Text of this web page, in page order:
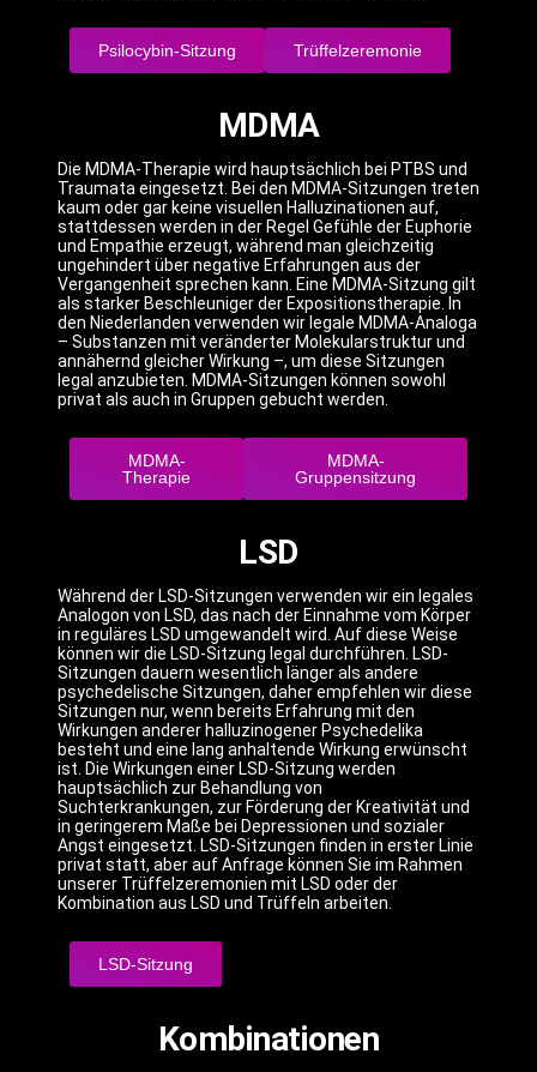
Psilocybin-Sitzung Trüffelzeremonie
MDMA
Die MDMA-Therapie wird hauptsächlich bei PTBS und
Traumata eingesetzt. Bei den MDMA-Sitzungen treten
kaum oder gar keine visuellen Halluzinationen auf,
stattdessen werden in der Regel Gefühle der Euphorie
und Empathie erzeugt, während man gleichzeitig
ungehindert über negative Erfahrungen aus der
Vergangenheit sprechen kann. Eine MDMA-Sitzung gilt
als starker Beschleuniger der Expositionstherapie.
In
den Niederlanden verwenden wir legale MDMA-Analoga
– Substanzen mit veränderter Molekularstruktur und
annähernd gleicher Wirkung –, um diese Sitzungen
legal anzubieten. MDMA-Sitzungen können sowohl
privat als auch in Gruppen gebucht werden.
MDMA-
Therapie
MDMA-
Gruppensitzung
LSD
Während der LSD-Sitzungen verwenden wir ein legales
Analogon von LSD, das nach der Einnahme vom Körper
in reguläres LSD umgewandelt wird. Auf diese Weise
können wir die LSD-Sitzung legal durchführen. LSD-
Sitzungen dauern wesentlich länger als andere
psychedelische Sitzungen, daher empfehlen wir diese
Sitzungen nur, wenn bereits Erfahrung mit den
Wirkungen anderer halluzinogener Psychedelika
besteht und eine lang anhaltende Wirkung erwünscht
ist. Die Wirkungen einer LSD-Sitzung werden
hauptsächlich zur Behandlung von
Suchterkrankungen, zur Förderung der Kreativität und
in geringerem Maße bei Depressionen und sozialer
Angst eingesetzt. LSD-Sitzungen finden in erster Linie
privat statt, aber auf Anfrage können Sie im Rahmen
unserer Trüffelzeremonien mit LSD oder der
Kombination aus LSD und Trüffeln arbeiten.
LSD-Sitzung
Kombinationen